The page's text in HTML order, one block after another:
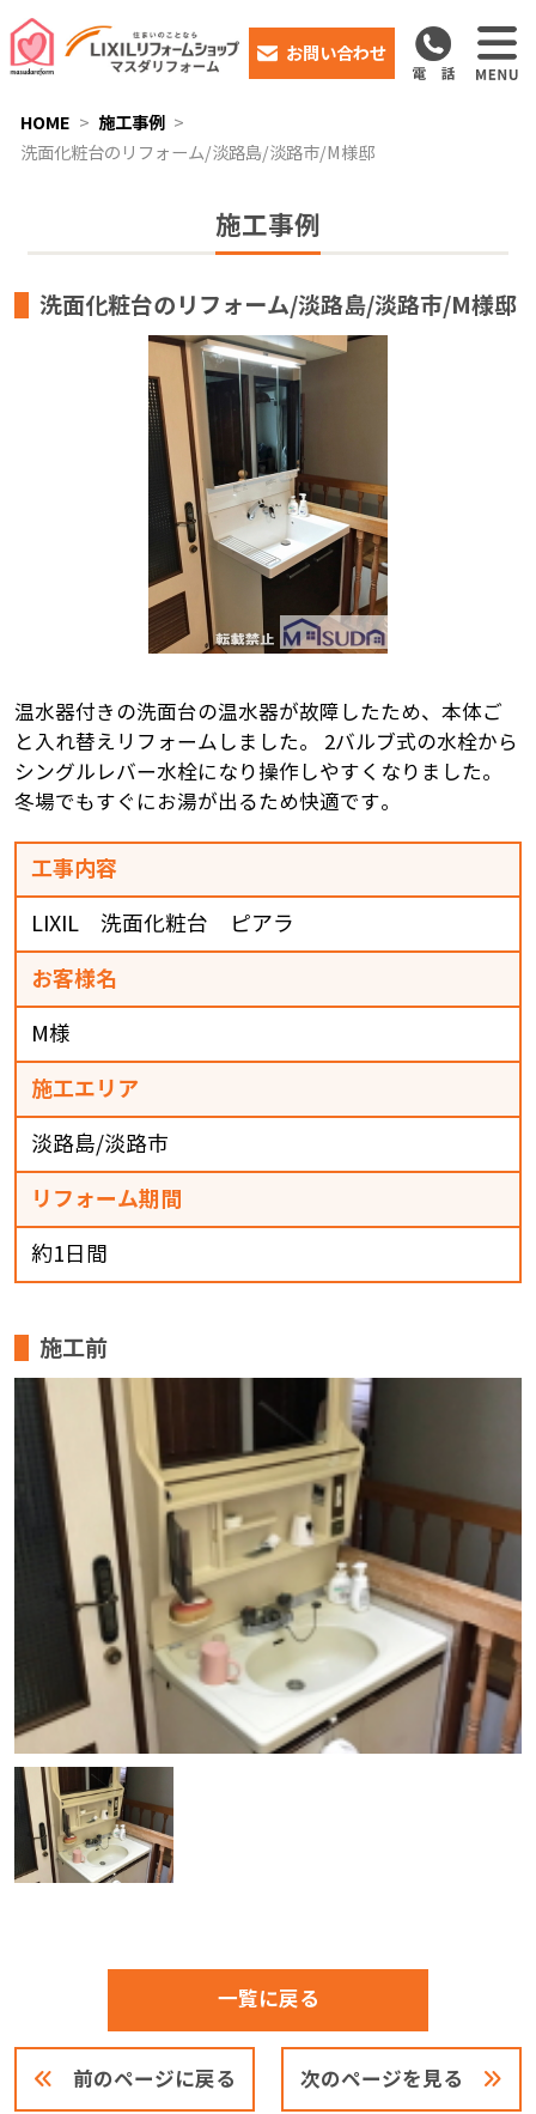
お問い合わせ
HOME
施工事例
洗面化粧台のリフォーム/淡路島/淡路市/M様邸
施工事例
洗面化粧台のリフォーム/淡路島/淡路市/M様邸
温水器付きの洗面台の温水器が故障したため、本体ご
と入れ替えリフォームしました。 2バルブ式の水栓から
シングルレバー水栓になり操作しやすくなりました。
冬場でもすぐにお湯が出るため快適です。
工事内容
LIXIL 洗面化粧台 ピアラ
お客様名
M様
施工エリア
淡路島/淡路市
リフォーム期間
約1日間
施工前
前のページに戻る
一覧に戻る
次のページを見る